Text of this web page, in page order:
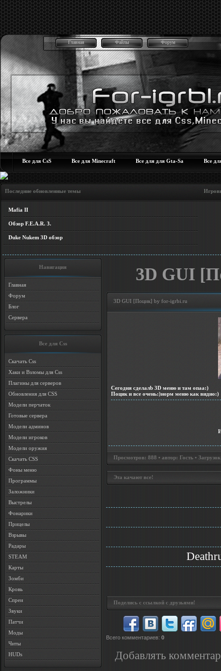
Главная Файлы Форум
Все для CsS Все для Minecraft Все для для Gta-Sa Все
Последние обновленные темы Игровые
Mafia II
Обзор F.E.A.R. 3.
Duke Nukem 3D обзор
Навигация
Главная
Форум
Блог
Сервера
Все для Css
Скачать Css
Хаки и Взломы для Css
Плагины для серверов
Обновления для CSS
Модели перчаток
Готовые сервера
Модели админов
Модели игроков
Модели оружия
Скачать CSS
Фоны меню
Программы
Заложники
Выстрелы
Фонарики
Прицелы
Взрывы
Радары
STEAM
Карты
Зомби
Кровь
Спреи
Звуки
Патчи
Моды
Читы
HUDs
3D GUI
3D GUI [Поцик] by for-igrbi.ru
Сегодня сделалb 3D меню и там опаа:)
Поцик и все очень:)норм меню как видио:)
Просмотров: 888 • автор: Гость •
Эта качают все!
Поделись с ссылкой с друзьями!
Всего комментариев: 0
Добавлять